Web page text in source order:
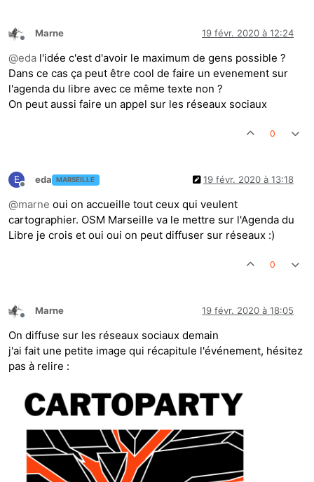
Hors-ligne
Marne 19 févr. 2020 à 12:24
@eda l'idée c'est d'avoir le maximum de gens possible ?
Dans ce cas ça peut être cool de faire un evenement sur
l'agenda du libre avec ce même texte non ?
On peut aussi faire un appel sur les réseaux sociaux
0
E
Hors-ligne
eda MARSEILLE 19 févr. 2020 à 13:18
@marne oui on accueille tout ceux qui veulent
cartographier. OSM Marseille va le mettre sur l'Agenda du
Libre je crois et oui oui on peut diffuser sur réseaux :)
0
Hors-ligne
Marne 19 févr. 2020 à 18:05
On diffuse sur les réseaux sociaux demain
j'ai fait une petite image qui récapitule l'événement, hésitez
pas à relire :